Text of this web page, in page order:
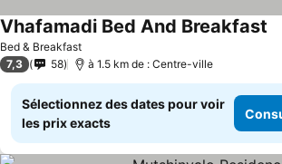
Bed & Breakfast
Vhafamadi Bed And Breakfast
7,3 58 à 1.5 km de : Centre-ville
Sélectionnez des dates pour voir
les prix exacts